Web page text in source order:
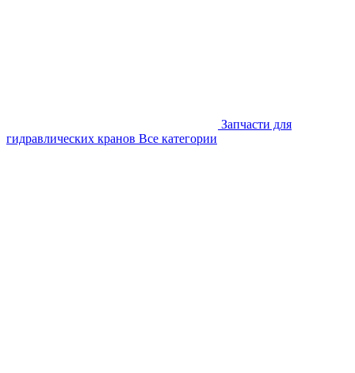
Запчасти для
гидравлических кранов Все категории